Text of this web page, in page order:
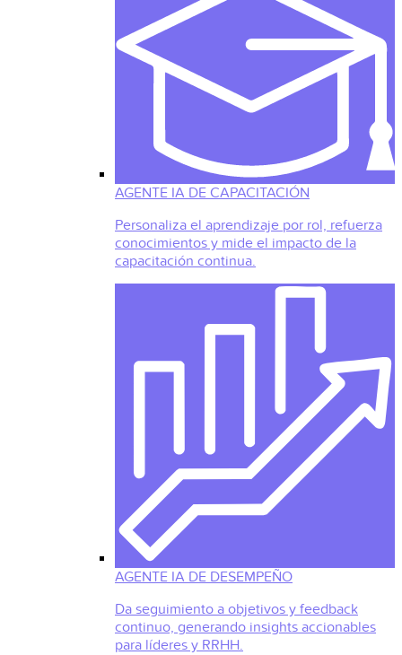
AGENTE IA DE CAPACITACIÓN
Personaliza el aprendizaje por rol, refuerza
conocimientos y mide el impacto de la
capacitación continua.
AGENTE IA DE DESEMPEÑO
Da seguimiento a objetivos y feedback
continuo, generando insights accionables
para líderes y RRHH.